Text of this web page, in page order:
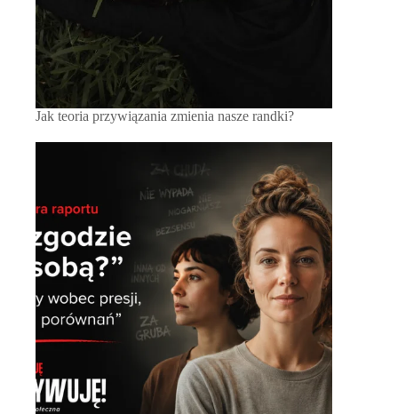
Jak teoria przywiązania zmienia nasze randki?